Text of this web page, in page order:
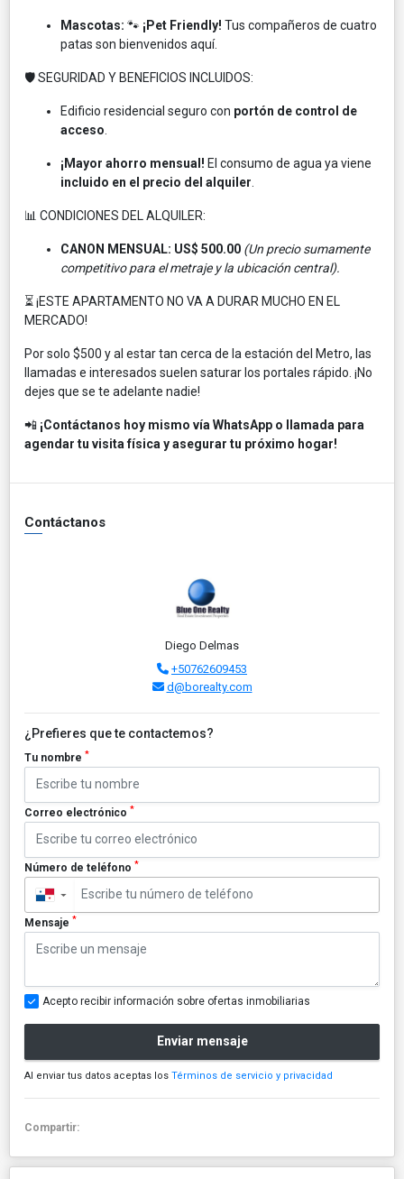
Mascotas: 🐾 ¡Pet Friendly! Tus compañeros de cuatro
patas son bienvenidos aquí.
🛡️ SEGURIDAD Y BENEFICIOS INCLUIDOS:
Edificio residencial seguro con portón de control de
acceso
¡Mayor ahorro mensual! El consumo de agua ya viene
incluido en el precio del alquiler
📊 CONDICIONES DEL ALQUILER:
CANON MENSUAL: US$ 500.00 (Un precio sumamente
competitivo para el metraje y la ubicación central).
⏳ ¡ESTE APARTAMENTO NO VA A DURAR MUCHO EN EL
MERCADO!
Por solo $500 y al estar tan cerca de la estación del Metro, las
llamadas e interesados suelen saturar los portales rápido. ¡No
dejes que se te adelante nadie!
📲 ¡Contáctanos hoy mismo vía WhatsApp o llamada para
agendar tu visita física y asegurar tu próximo hogar!
Contáctanos
Diego Delmas
+50762609453
d@borealty.com
¿Prefieres que te contactemos?
Tu nombre *
Correo electrónico *
Número de teléfono *
▼
Mensaje *
Acepto recibir información sobre ofertas inmobiliarias
Enviar mensaje
Al enviar tus datos aceptas los Términos de servicio y privacidad
Compartir: